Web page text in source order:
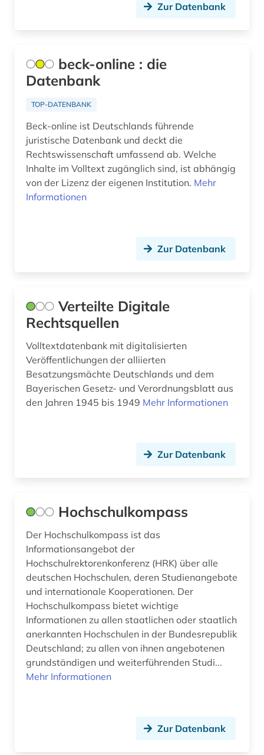
betriebssicherheitsverordnung (1)
bibliografie (6)
bibliographie (12)
bibliographie 1700-1900 (1)
bibliographie 1945-2002 (1)
bibliothekssigel (1)
bilanzierung (1)
bilanzrecht (3)
bilanzsteuerrecht (1)
bildarchiv (2)
bildungspolitik (1)
bildungswesen (2)
biografie (15)
biographie (10)
biologiestudium (1)
bodenfeuchte (1)
bonitätsprüfung (1)
Zur Datenbank
beck-online : die
Datenbank
TOP-DATENBANK
Beck-online ist Deutschlands führende
juristische Datenbank und deckt die
Rechtswissenschaft umfassend ab. Welche
Inhalte im Volltext zugänglich sind, ist abhängig
von der Lizenz der eigenen Institution. Mehr
Informationen
Zur Datenbank
Verteilte Digitale
Rechtsquellen
Volltextdatenbank mit digitalisierten
Veröffentlichungen der alliierten
Besatzungsmächte Deutschlands und dem
Bayerischen Gesetz- und Verordnungsblatt aus
den Jahren 1945 bis 1949 Mehr Informationen
Zur Datenbank
Hochschulkompass
Der Hochschulkompass ist das
Informationsangebot der
Hochschulrektorenkonferenz (HRK) über alle
deutschen Hochschulen, deren Studienangebote
und internationale Kooperationen. Der
Hochschulkompass bietet wichtige
Informationen zu allen staatlichen oder staatlich
anerkannten Hochschulen in der Bundesrepublik
Deutschland; zu allen von ihnen angebotenen
grundständigen und weiterführenden Studi...
Mehr Informationen
Zur Datenbank